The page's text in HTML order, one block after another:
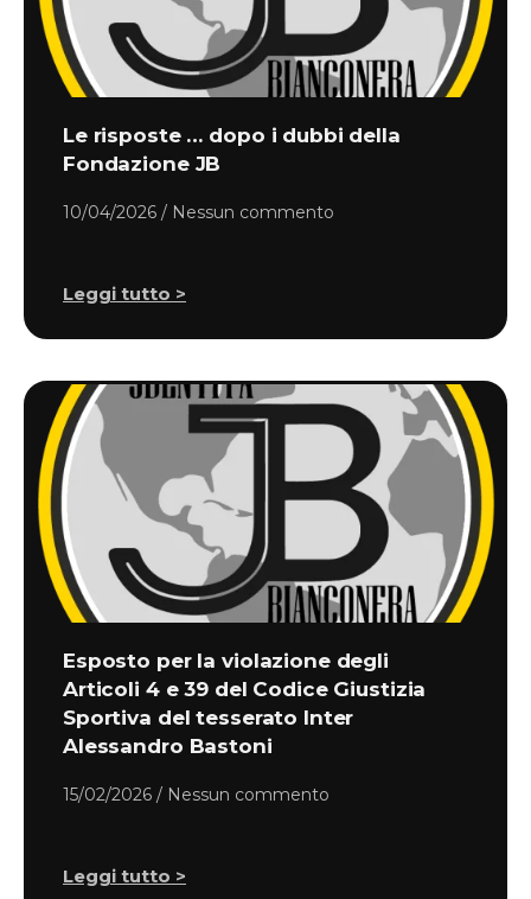
Le risposte … dopo i dubbi della
Fondazione JB
10/04/2026 Nessun commento
Leggi tutto >
Esposto per la violazione degli
Articoli 4 e 39 del Codice Giustizia
Sportiva del tesserato Inter
Alessandro Bastoni
15/02/2026 Nessun commento
Leggi tutto >